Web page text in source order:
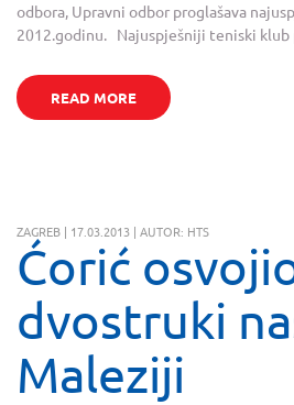
odbora, Upravni odbor proglašava
2012.godinu. Najuspješniji teniski klub
READ MORE
ZAGREB | 17.03.2013 | AUTOR: HTS
Ćorić
dvostruki
Maleziji